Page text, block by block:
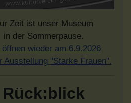
Zeit ist unser Museum
in der Sommerpause.
wieder am 6.9.2026
Ausstellung "Starke Frauen".
Rück:blick